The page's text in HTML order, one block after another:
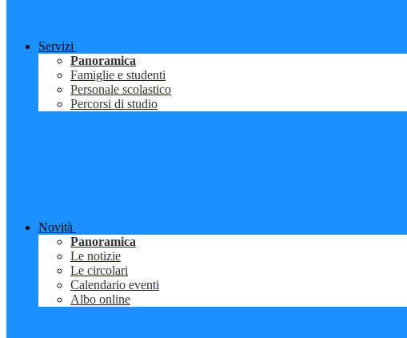
Servizi
Panoramica
Famiglie e studenti
Personale scolastico
Percorsi di studio
Novità
Panoramica
Le notizie
Le circolari
Calendario eventi
Albo online